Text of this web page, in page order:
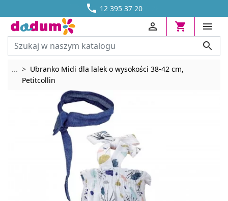
 12 395 37 20
DOSTAWA OD 13,70 ZŁ





... Rozwiń breadcrumbs
Ubranko Midi dla lalek o wysokości 38-42 cm,
Petitcollin